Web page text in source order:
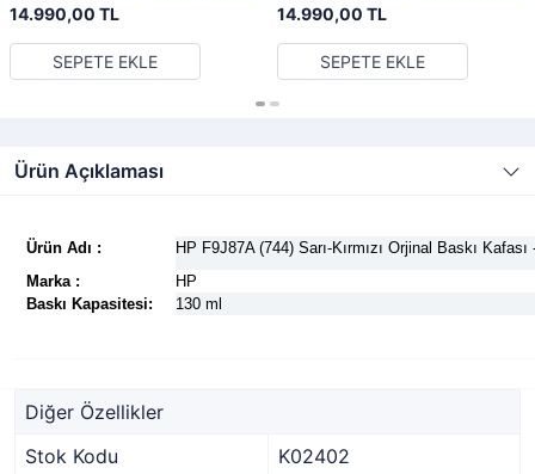
14.990,00 TL
SEPETE EKLE
14.990,00 TL
SEPETE EKLE
Ürün Açıklaması
Ürün Adı :
HP F9J87A (744) Sarı-Kırmızı Orjinal Baskı
Marka :
HP
Baskı Kapasitesi:
130 ml
Diğer Özellikler
Stok Kodu
K02402